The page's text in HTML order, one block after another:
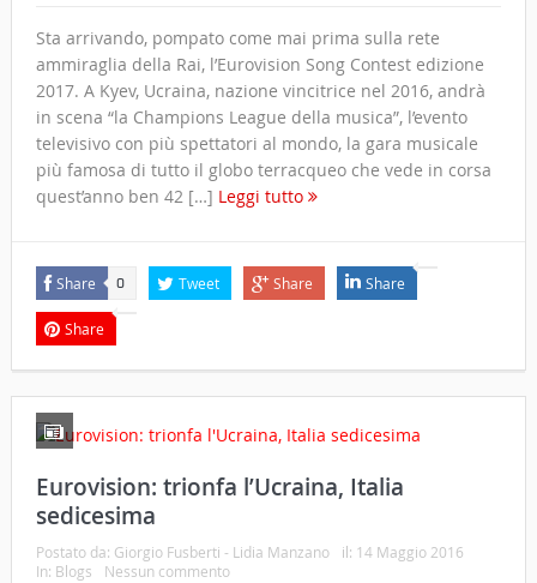
Sta arrivando, pompato come mai prima sulla rete
ammiraglia della Rai, l’Eurovision Song Contest edizione
2017. A Kyev, Ucraina, nazione vincitrice nel 2016, andrà
in scena “la Champions League della musica”, l’evento
televisivo con più spettatori al mondo, la gara musicale
più famosa di tutto il globo terracqueo che vede in corsa
quest’anno ben 42 […] Leggi tutto
Share 0 Tweet Share Share
Share
Eurovision: trionfa l’Ucraina, Italia
sedicesima
Postato da: Giorgio Fusberti - Lidia Manzano il: 14 Maggio 2016
In: Blogs Nessun commento